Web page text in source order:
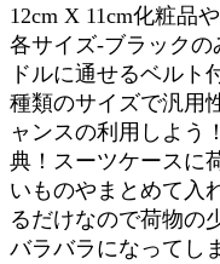
12cm X 11cm化粧品
各サイズ-ブラック
ドルに通せるベル
種類のサイズで汎用
ャンスの利用しよう
典！スーツケースに
いものやまとめて入
るだけなので荷物の
バラバラになってし